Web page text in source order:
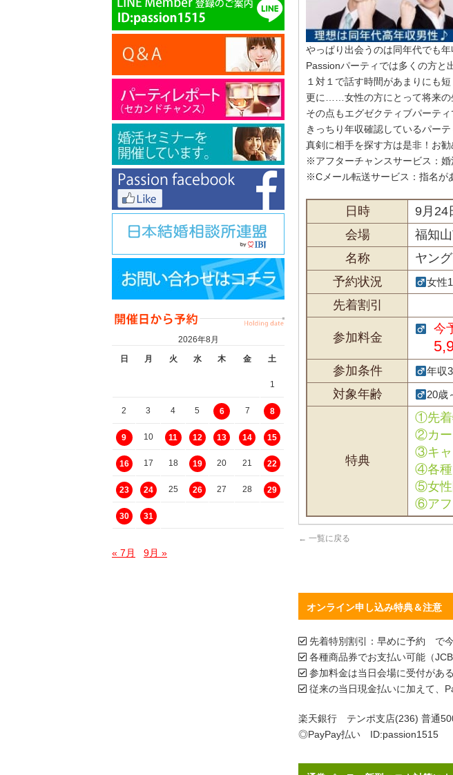
やっぱり出会うのは同年代でも
Passionパーティでは多くの方と
１対１で話す時間があまりにも
更に……女性の方にとって将来の
その点もエグゼクティブパーテ
きっちり年収確認しているパー
真剣に相手を探す方は是非！お勧
※アフターチャンスサービス：婚
※Cメール転送サービス：指名が
日時
9月24
会場
福知
名称
ヤン
予約状況
女性
先着割引
参加料金
今
参加条件 年収
対象年齢 20歳
特典
①先着
②カー
③キャ
④各種
⑤女性
⑥アフ
← 一覧に戻る
オンライン申し込み特典＆注意
先着特別割引：早めに予約 で
各種商品券でお支払い可能（
参加料金は当日会場に受付があ
従来の当日現金払いに加えて、
楽天銀行 テンポ支店(236) 普通
◎PayPay払い ID:passion1515
2026年8月
日
月 火 水 木 金 土
1
2 3 4 5 6 7 8
9 10 11 12 13 14 15
16 17 18 19 20 21 22
23 24 25 26 27 28 29
30 31
« 7月 9月 »